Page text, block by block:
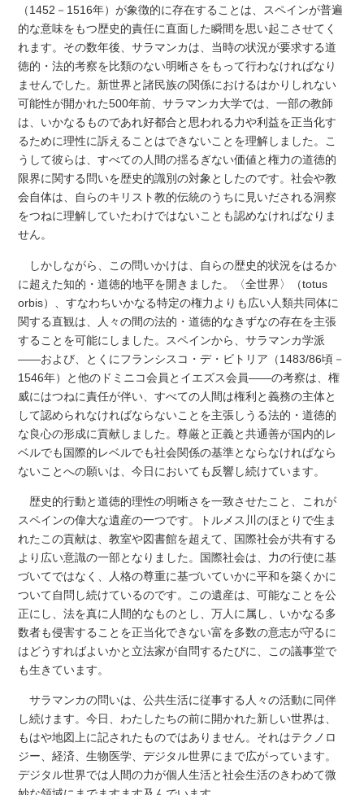
（1452－1516年）が象徴的に存在することは、スペインが普遍
的な意味をもつ歴史的責任に直面した瞬間を思い起こさせてく
れます。その数年後、サラマンカは、当時の状況が要求する道
徳的・法的考察を比類のない明晰さをもって行わなければなり
ませんでした。新世界と諸民族の関係におけるはかりしれない
可能性が開かれた500年前、サラマンカ大学では、一部の教師
は、いかなるものであれ好都合と思われる力や利益を正当化す
るために理性に訴えることはできないことを理解しました。こ
うして彼らは、すべての人間の揺るぎない価値と権力の道徳的
限界に関する問いを歴史的識別の対象としたのです。社会や教
会自体は、自らのキリスト教的伝統のうちに見いだされる洞察
をつねに理解していたわけではないことも認めなければなりま
せん。
しかしながら、この問いかけは、自らの歴史的状況をはるか
に超えた知的・道徳的地平を開きました。〈全世界〉（totus
orbis）、すなわちいかなる特定の権力よりも広い人類共同体に
関する直観は、人々の間の法的・道徳的なきずなの存在を主張
することを可能にしました。スペインから、サラマンカ学派
――および、とくにフランシスコ・デ・ビトリア（1483/86頃－
1546年）と他のドミニコ会員とイエズス会員――の考察は、権
威にはつねに責任が伴い、すべての人間は権利と義務の主体と
して認められなければならないことを主張しうる法的・道徳的
な良心の形成に貢献しました。尊厳と正義と共通善が国内的レ
ベルでも国際的レベルでも社会関係の基準とならなければなら
ないことへの願いは、今日においても反響し続けています。
歴史的行動と道徳的理性の明晰さを一致させたこと、これが
スペインの偉大な遺産の一つです。トルメス川のほとりで生ま
れたこの貢献は、教室や図書館を超えて、国際社会が共有する
より広い意識の一部となりました。国際社会は、力の行使に基
づいてではなく、人格の尊重に基づいていかに平和を築くかに
ついて自問し続けているのです。この遺産は、可能なことを公
正にし、法を真に人間的なものとし、万人に属し、いかなる多
数者も侵害することを正当化できない富を多数の意志が守るに
はどうすればよいかと立法家が自問するたびに、この議事堂で
も生きています。
サラマンカの問いは、公共生活に従事する人々の活動に同伴
し続けます。今日、わたしたちの前に開かれた新しい世界は、
もはや地図上に記されたものではありません。それはテクノロ
ジー、経済、生物医学、デジタル世界にまで広がっています。
デジタル世界では人間の力が個人生活と社会生活のきわめて微